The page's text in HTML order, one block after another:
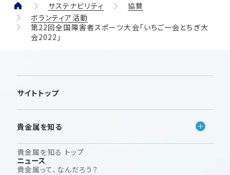
サステナビリティ
協賛
ボランティア活動
第22回全国障害者スポーツ大会「いちご一会とちぎ大
会2022」
サイトトップ
貴金属を知る
貴金属を知る トップ
貴金属って、なんだろう？
ニュース